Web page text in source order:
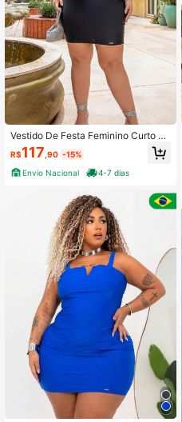
Vestido De Festa Feminino Curto El
egante Sensual Com Alça Em Polia
mida Tecido Premium
R$117 ,90 -15%
Envio Nacional
4-7 dias